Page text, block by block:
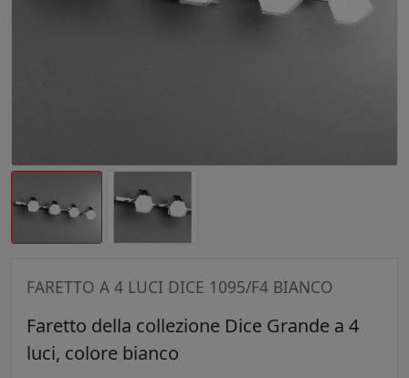
FARETTO A 4 LUCI DICE 1095/F4 BIANCO
Faretto della collezione Dice Grande a 4
luci, colore bianco